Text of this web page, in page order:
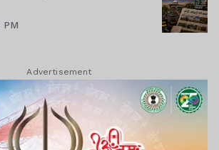
PM
Advertisement